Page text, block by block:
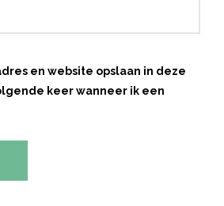
en website opslaan in deze
keer wanneer ik een